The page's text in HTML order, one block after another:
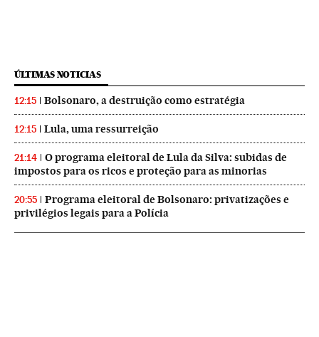
ÚLTIMAS NOTICIAS
12:15 Bolsonaro, a destruição como estratégia
12:15 Lula, uma ressurreição
21:14
O programa eleitoral de Lula da Silva: subidas de
impostos para os ricos e proteção para as minorias
20:55
Programa eleitoral de Bolsonaro: privatizações e
privilégios legais para a Polícia